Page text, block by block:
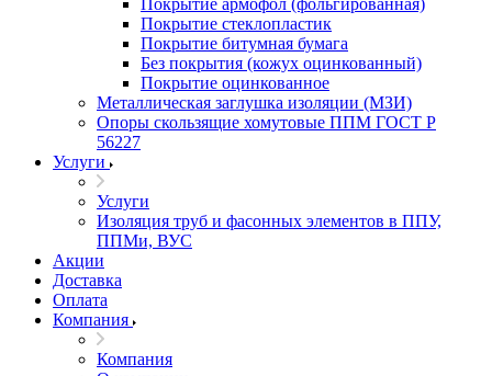
Покрытие армофол (фольгированная)
Покрытие стеклопластик
Покрытие битумная бумага
Без покрытия (кожух оцинкованный)
Покрытие оцинкованное
Металлическая заглушка изоляции (МЗИ)
Опоры скользящие хомутовые ППМ ГОСТ Р
56227
Услуги
Услуги
Изоляция труб и фасонных элементов в ППУ,
ППМи, ВУС
Акции
Доставка
Оплата
Компания
Компания